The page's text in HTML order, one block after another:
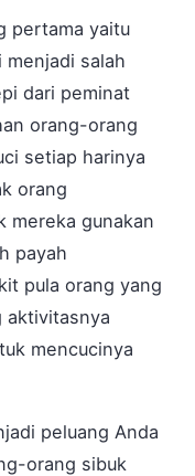
pertama yaitu
menjadi salah
dari peminat
orang-orang
setiap harinya
orang
mereka gunakan
payah
pula orang yang
aktivitasnya
mencucinya
peluang Anda
orang sibuk